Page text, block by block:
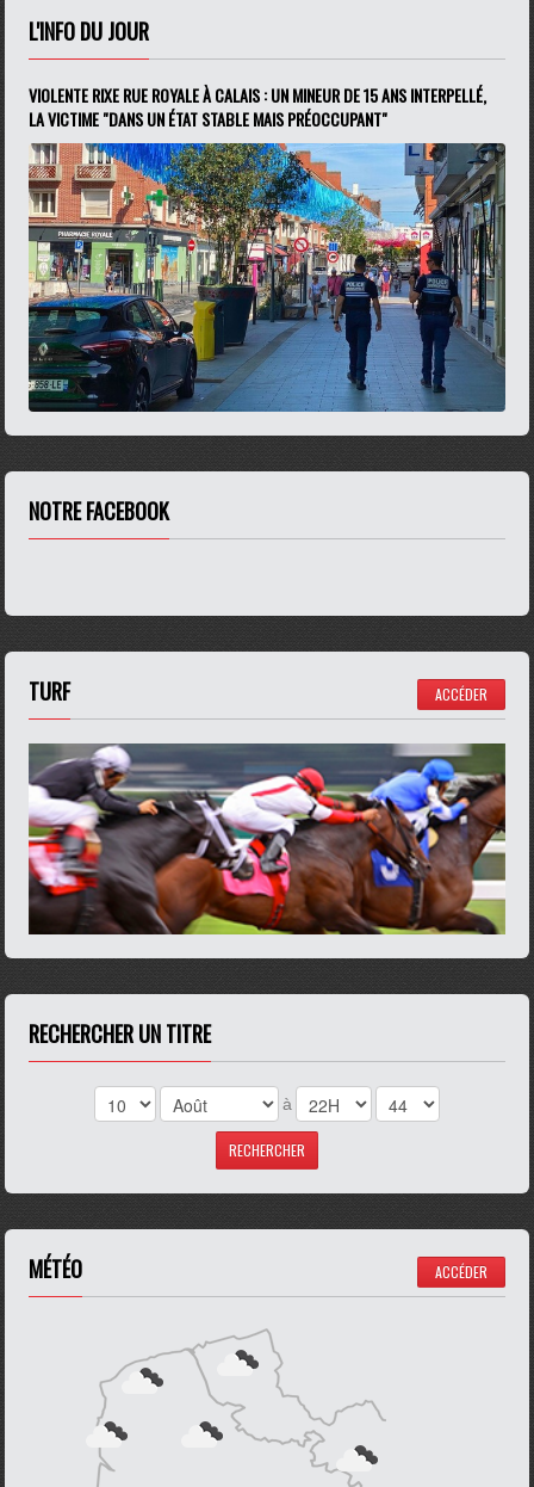
L'INFO DU JOUR
VIOLENTE RIXE RUE ROYALE À CALAIS : UN MINEUR DE 15 ANS INTERPELLÉ,
LA VICTIME "DANS UN ÉTAT STABLE MAIS PRÉOCCUPANT"
NOTRE FACEBOOK
TURF ACCÉDER
RECHERCHER UN TITRE
à
MÉTÉO ACCÉDER